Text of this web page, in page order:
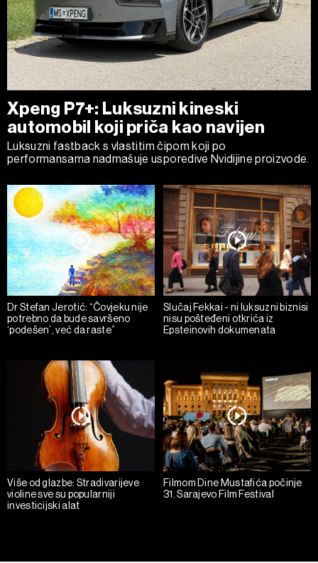
Xpeng P7+: Luksuzni kineski
automobil koji priča kao navijen
Luksuzni fastback s vlastitim čipom koji po
performansama nadmašuje usporedive Nvidijine proizvode.
Dr Stefan Jerotić: “Čovjeku nije
potrebno da bude savršeno
‘podešen’, već da raste”
Slučaj Fekkai - ni luksuzni biznisi
nisu pošteđeni otkrića iz
Epsteinovih dokumenata
Više od glazbe: Stradivarijeve
violine sve su popularniji
investicijski alat
Filmom Dine Mustafića počinje
31. Sarajevo Film Festival